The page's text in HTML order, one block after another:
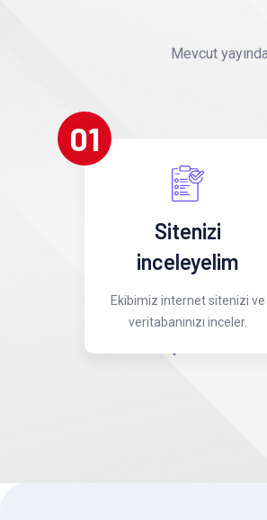
Mevcut
01
Sitenizi
inceleyelim
Ekibimiz internet sitenizi ve
veritabanınızı inceler.